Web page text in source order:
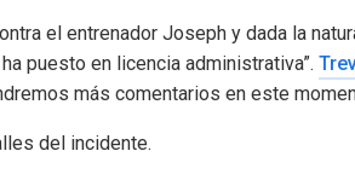
el entrenador Joseph y dada la
puesto en licencia administrativa”.
más comentarios en este
del incidente.